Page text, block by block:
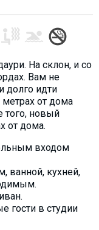
На склон, и со
Вам не
долго идти
от дома
того, новый
от дома.
входом
ванной, кухней,
гости в студии